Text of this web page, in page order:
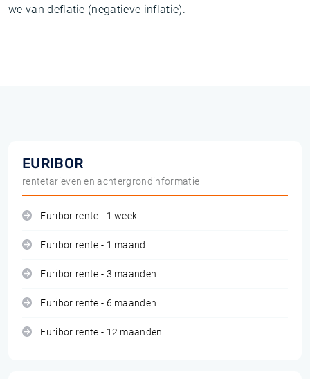
we van deflatie (negatieve inflatie).
EURIBOR
rentetarieven en achtergrondinformatie
Euribor rente - 1 week
Euribor rente - 1 maand
Euribor rente - 3 maanden
Euribor rente - 6 maanden
Euribor rente - 12 maanden